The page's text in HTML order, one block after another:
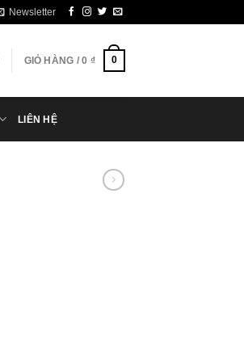
Newsletter
GIỎ HÀNG /0 ₫ 0
LIÊN HỆ